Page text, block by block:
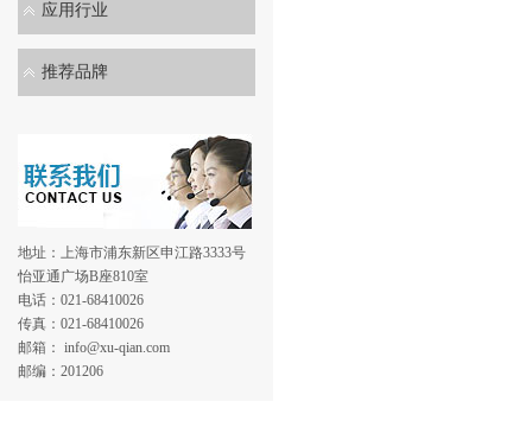
应用行业
推荐品牌
地址：上海市浦东新区申江路3333号
怡亚通广场B座810室
电话：021-68410026
传真：021-68410026
邮箱： info@xu-qian.com
邮编：201206